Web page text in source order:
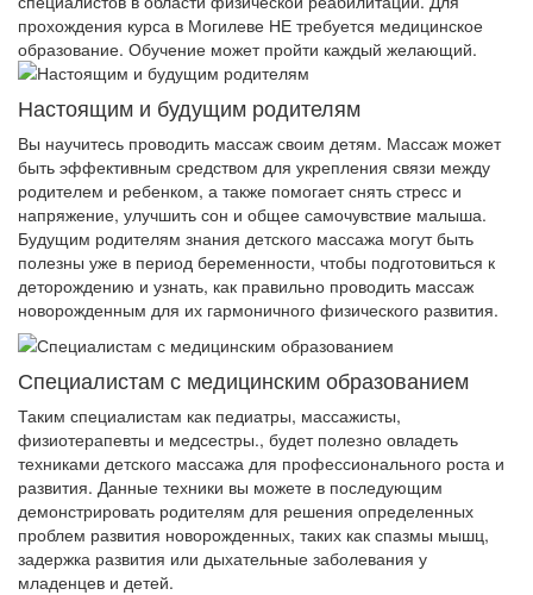
прохождения курса в Могилеве НЕ требуется медицинское
образование. Обучение может пройти каждый желающий.
Настоящим и будущим родителям
Вы научитесь проводить массаж своим детям. Массаж может
быть эффективным средством для укрепления связи между
родителем и ребенком, а также помогает снять стресс и
напряжение, улучшить сон и общее самочувствие малыша.
Будущим родителям знания детского массажа могут быть
полезны уже в период беременности, чтобы подготовиться к
деторождению и узнать, как правильно проводить массаж
новорожденным для их гармоничного физического развития.
Специалистам с медицинским образованием
Таким специалистам как педиатры, массажисты,
физиотерапевты и медсестры., будет полезно овладеть
техниками детского массажа для профессионального роста и
развития. Данные техники вы можете в последующим
демонстрировать родителям для решения определенных
проблем развития новорожденных, таких как спазмы мышц,
задержка развития или дыхательные заболевания у
младенцев и детей.